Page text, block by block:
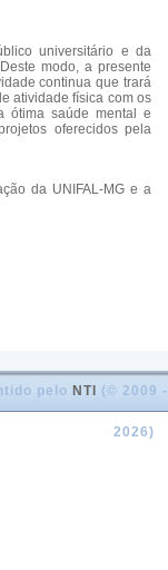
universitário e da
modo, a presente
continua que trará
atividade física com os
ótima saúde mental e
oferecidos pela
da UNIFAL-MG e a
pelo NTI (© 2009 -
2026)